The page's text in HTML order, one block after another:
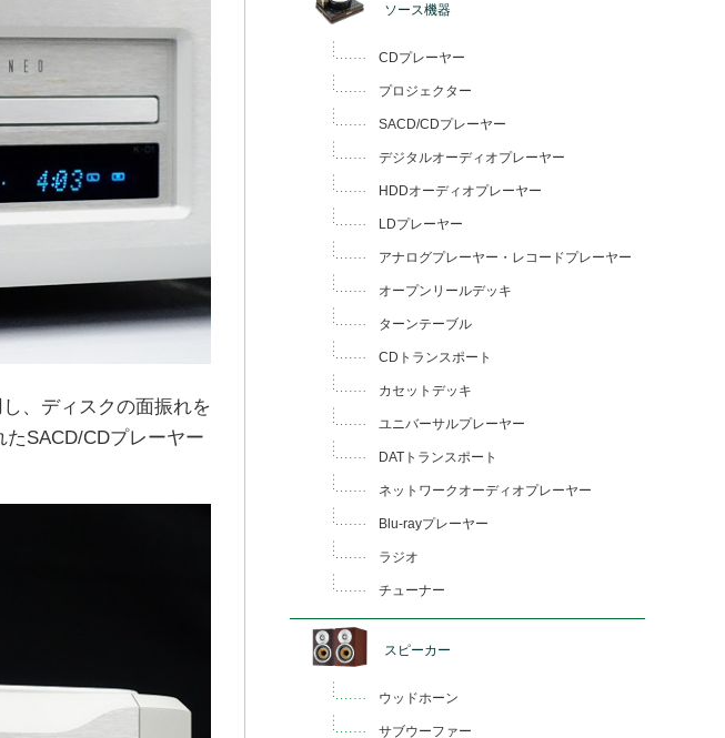
、ディスクの面振れを
SACD/CDプレーヤー
ソース機器
CDプレーヤー
プロジェクター
SACD/CDプレーヤー
デジタルオーディオプレーヤー
HDDオーディオプレーヤー
LDプレーヤー
アナログプレーヤー・レコードプレーヤー
オープンリールデッキ
ターンテーブル
CDトランスポート
カセットデッキ
ユニバーサルプレーヤー
DATトランスポート
ネットワークオーディオプレーヤー
Blu-rayプレーヤー
ラジオ
チューナー
スピーカー
ウッドホーン
サブウーファー